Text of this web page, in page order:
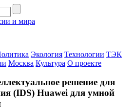
и мира
Экология Технологии ТЭК
Москва Культура О проекте
решение для
(IDS) Huawei для умной